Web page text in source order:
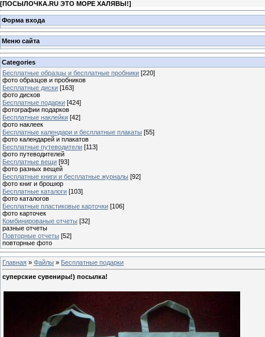
[ПОСЫЛОЧКА.RU ЭТО МОРЕ ХАЛЯВЫ!]
Форма входа
Меню сайта
Categories
Бесплатные образцы и бесплатные пробники [220]
фото образцов и пробников
Бесплатные диски [163]
фото дисков
Бесплатные подарки [424]
фотографии подарков
Бесплатные наклейки [42]
фото наклеек
Бесплатные календари и бесплатные плакаты [55]
фото календарей и плакатов
Бесплатные путеводители [113]
фото путеводителей
Бесплатные вещи [93]
фото разных вещей
Бесплатные книги и бесплатные журналы [92]
фото книг и брошюр
Бесплатные каталоги [103]
фото каталогов
Бесплатные пластиковые карточки [106]
фото карточек
Комбинированые отчеты [32]
разные отчеты
Повторные отчеты [52]
повторные фото
Главная » Файлы » Бесплатные подарки
суперские сувениры!) посылка!